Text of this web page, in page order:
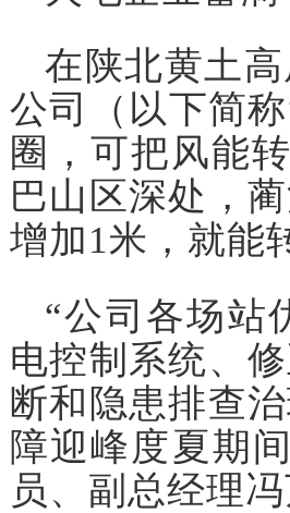
在陕北黄土
公司（以下简
圈，可把风能
巴山区深处，
增加1米，就
“公司各场站
电控制系统、
断和隐患排查
障迎峰度夏期
员、副总经理冯